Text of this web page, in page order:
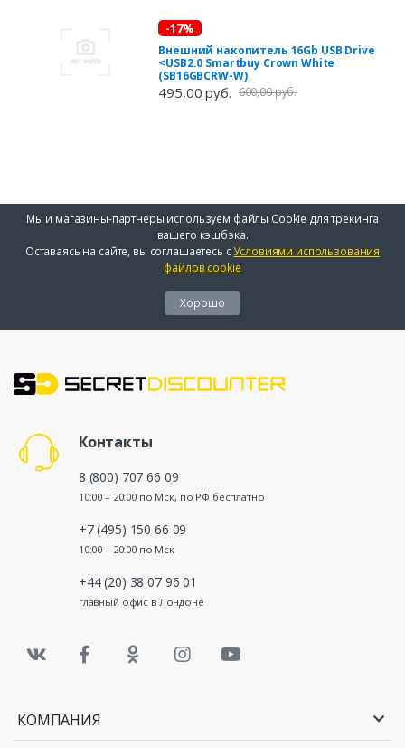
-17%
Внешний накопитель 16Gb USB Drive
<USB2.0 Smartbuy Crown White
(SB16GBCRW-W)
495,00 руб. 600,00 руб.
Мы и магазины-партнеры используем файлы Cookie для трекинга
вашего кэшбэка.
Оставаясь на сайте, вы соглашаетесь сУсловиями использования
файлов cookie
Хорошо
Контакты
8 (800) 707 66 09
10:00 – 20:00 по Мск, по РФ бесплатно
+7 (495) 150 66 09
10:00 – 20:00 по Мск
+44 (20) 38 07 96 01
главный офис в Лондоне
КОМПАНИЯ